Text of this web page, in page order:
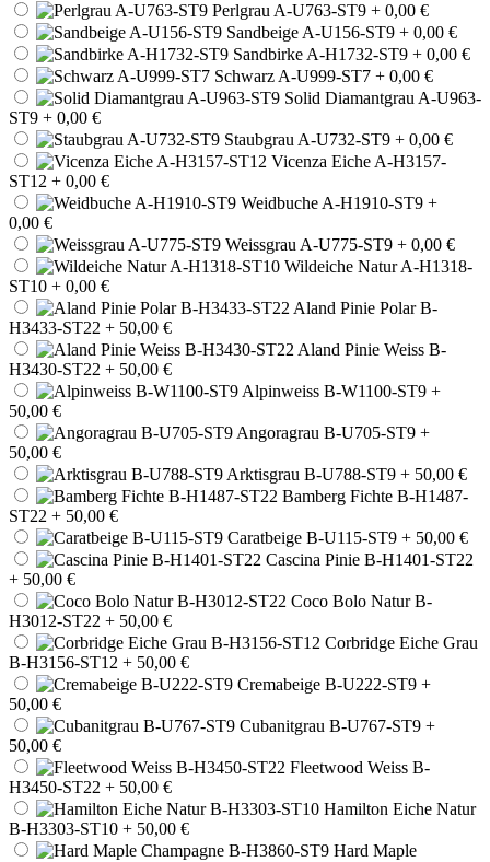
Perlgrau A-U763-ST9 + 0,00 €
Sandbeige A-U156-ST9 + 0,00 €
Sandbirke A-H1732-ST9 + 0,00 €
Schwarz A-U999-ST7 + 0,00 €
Solid Diamantgrau A-U963-
ST9 + 0,00 €
Staubgrau A-U732-ST9 + 0,00 €
Vicenza Eiche A-H3157-
ST12 + 0,00 €
Weidbuche A-H1910-ST9 +
0,00 €
Weissgrau A-U775-ST9 + 0,00 €
Wildeiche Natur A-H1318-
ST10 + 0,00 €
Aland Pinie Polar B-
H3433-ST22 + 50,00 €
Aland Pinie Weiss B-
H3430-ST22 + 50,00 €
Alpinweiss B-W1100-ST9 +
50,00 €
Angoragrau B-U705-ST9 +
50,00 €
Arktisgrau B-U788-ST9 + 50,00 €
Bamberg Fichte B-H1487-
ST22 + 50,00 €
Caratbeige B-U115-ST9 + 50,00 €
Cascina Pinie B-H1401-ST22
+ 50,00 €
Coco Bolo Natur B-
H3012-ST22 + 50,00 €
Corbridge Eiche Grau
B-H3156-ST12 + 50,00 €
Cremabeige B-U222-ST9 +
50,00 €
Cubanitgrau B-U767-ST9 +
50,00 €
Fleetwood Weiss B-
H3450-ST22 + 50,00 €
Hamilton Eiche Natur
B-H3303-ST10 + 50,00 €
Hard Maple